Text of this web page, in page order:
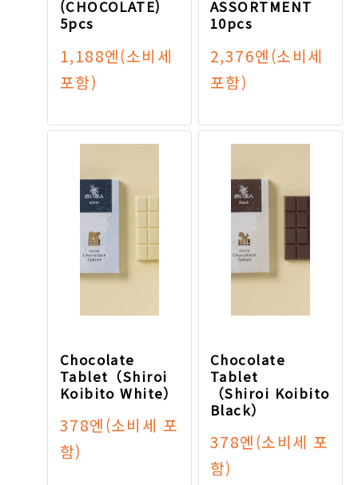
(CHOCOLATE)
5pcs
1,188엔(소비세
포함)
ASSORTMENT
10pcs
2,376엔(소비세
포함)
Chocolate
Tablet（Shiroi
Koibito White）
378엔(소비세 포
함)
Chocolate
Tablet
（Shiroi Koibito
Black）
378엔(소비세 포
함)